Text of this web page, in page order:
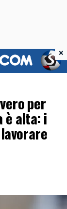
per
è alta: i
×